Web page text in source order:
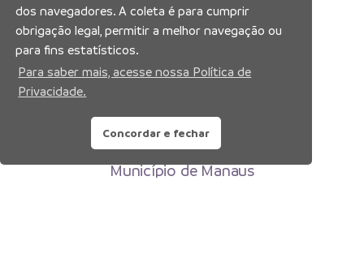
Prefeitura Municipal de Manaus
Município de Manaus
dos navegadores. A coleta é para cumprir
obrigação legal, permitir a melhor navegação ou
para fins estatísticos.
Para saber mais, acesse nossa Política de
Privacidade.
Concordar e fechar